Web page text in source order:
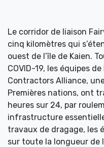
Le corridor de liaison
cinq kilomètres qui
ouest de l’île de Kaien.
COVID-19, les équipes
Contractors Alliance,
Premières nations, ont
heures sur 24, par
infrastructure
travaux de dragage, les
sur toute la longueur de